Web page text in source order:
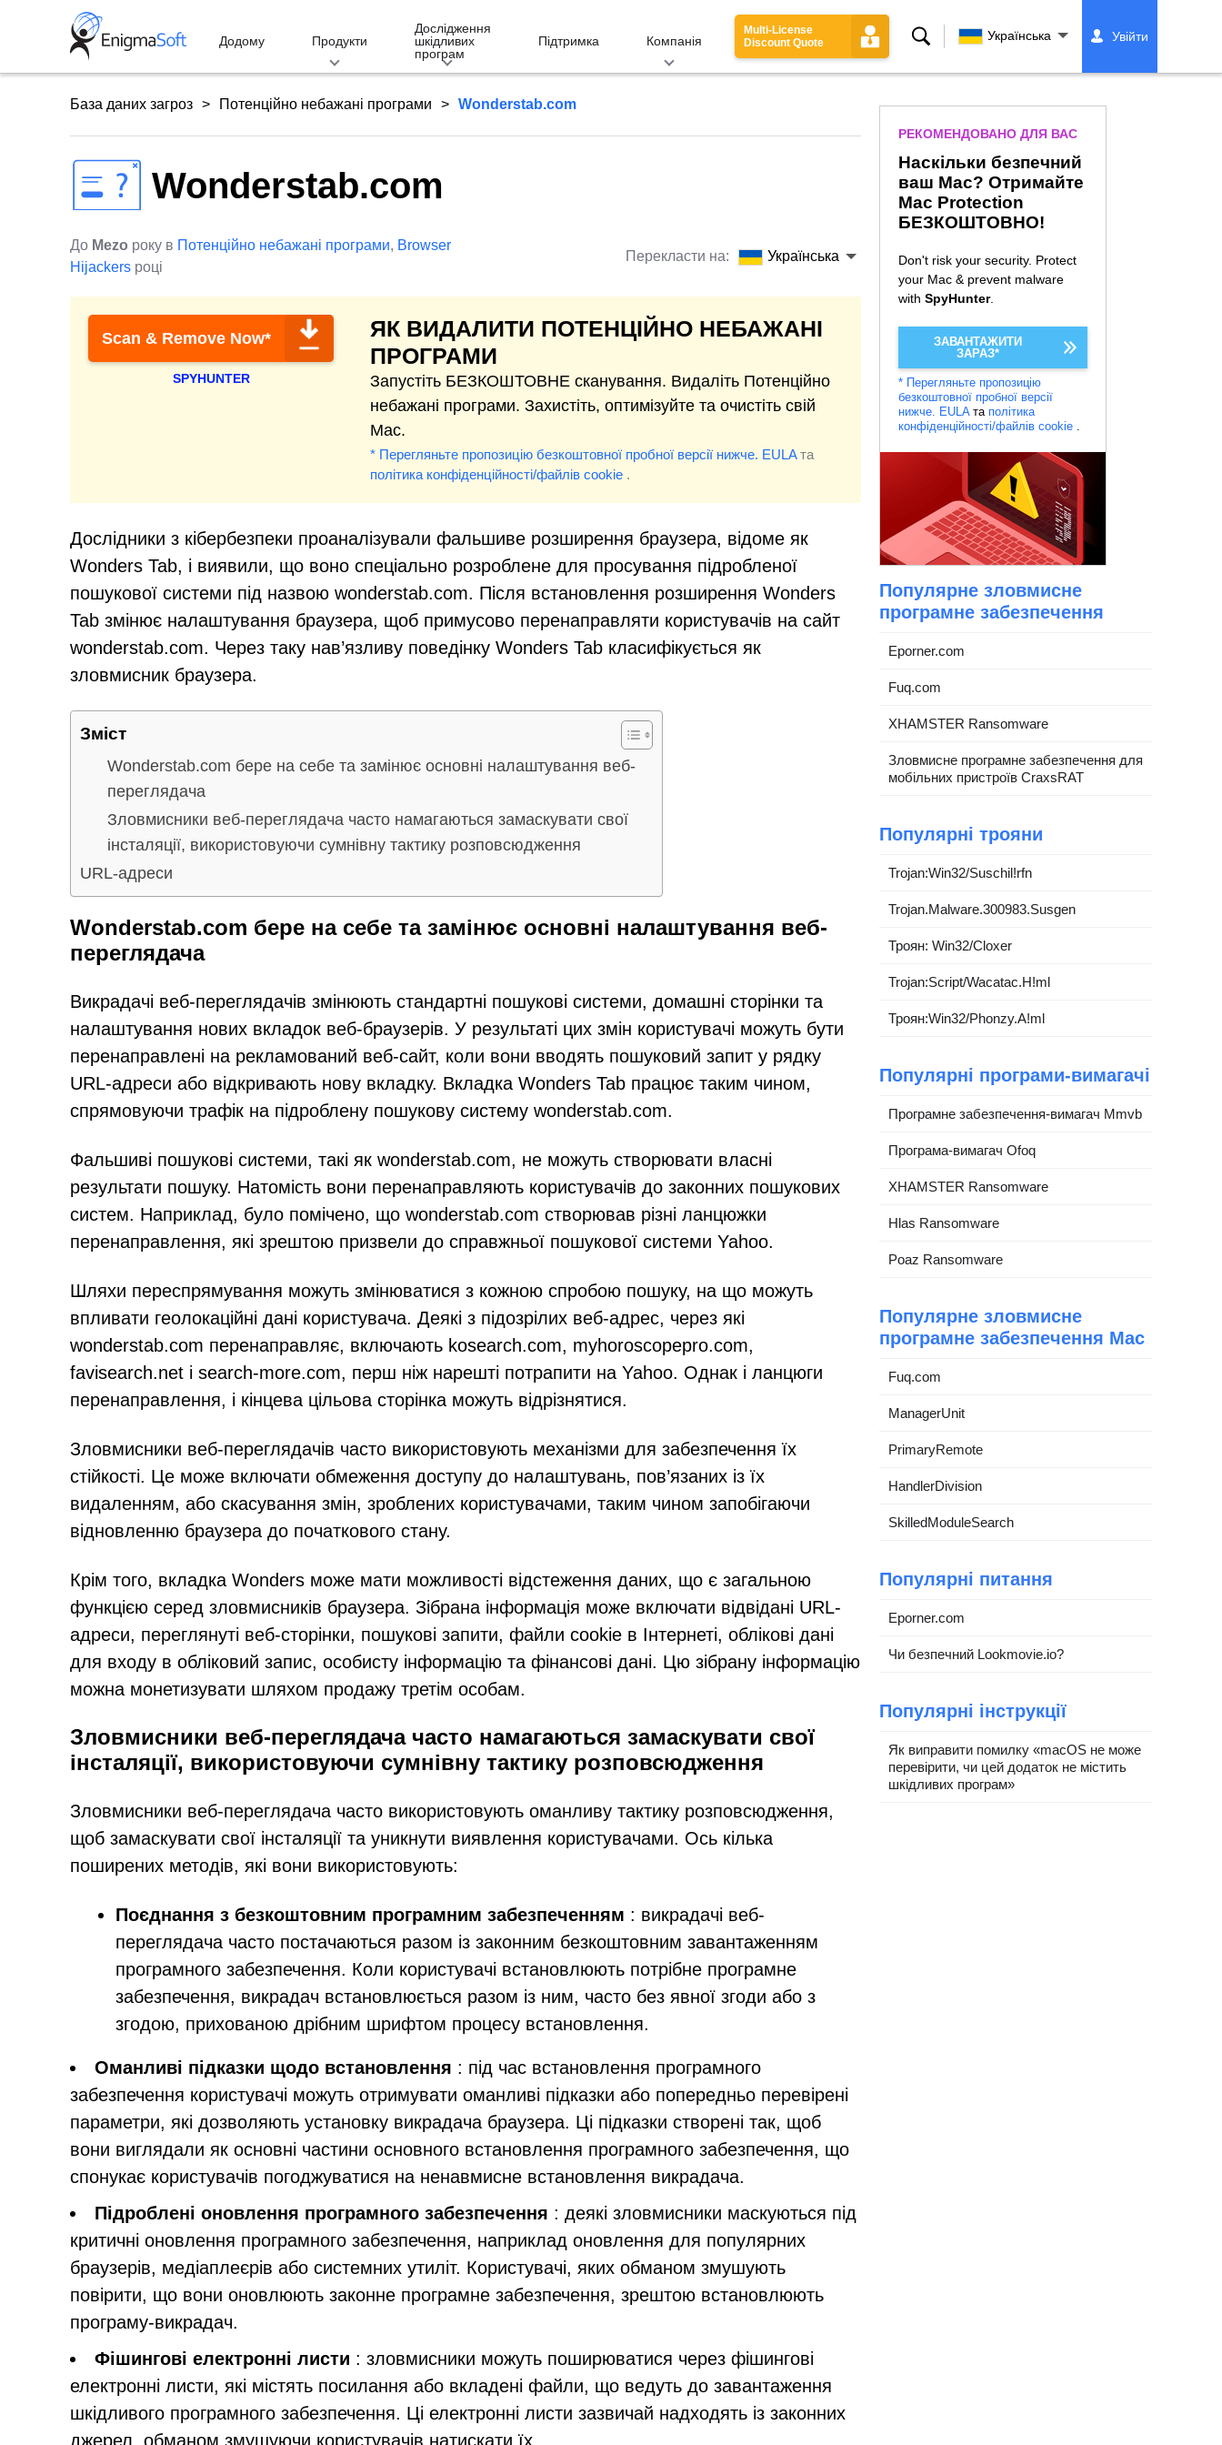
Додому Продукти
Дослідження
шкідливих
програм
Підтримка Компанія
Multi-License
Discount Quote
Пошук Українська Увійти
База даних загроз Потенційно небажані програми Wonderstab.com
Wonderstab.com
До Mezo року в Потенційно небажані програми, Browser
Hijackers році
Перекласти на: Українська
Scan & Remove Now*
SPYHUNTER
ЯК ВИДАЛИТИ ПОТЕНЦІЙНО НЕБАЖАНІ
ПРОГРАМИ
Запустіть БЕЗКОШТОВНЕ сканування. Видаліть Потенційно
небажані програми. Захистіть, оптимізуйте та очистіть свій
Mac.
* Перегляньте пропозицію безкоштовної пробної версії нижче. EULAта
політика конфіденційності/файлів cookie .
Дослідники з кібербезпеки проаналізували фальшиве розширення браузера, відоме як
Wonders Tab, і виявили, що воно спеціально розроблене для просування підробленої
пошукової системи під назвою wonderstab.com. Після встановлення розширення Wonders
Tab змінює налаштування браузера, щоб примусово перенаправляти користувачів на сайт
wonderstab.com. Через таку нав’язливу поведінку Wonders Tab класифікується як
зловмисник браузера.
Зміст
Wonderstab.com бере на себе та замінює основні налаштування веб-
переглядача
Зловмисники веб-переглядача часто намагаються замаскувати свої
інсталяції, використовуючи сумнівну тактику розповсюдження
URL-адреси
Wonderstab.com бере на себе та замінює основні налаштування веб-
переглядача
Викрадачі веб-переглядачів змінюють стандартні пошукові системи, домашні сторінки та
налаштування нових вкладок веб-браузерів. У результаті цих змін користувачі можуть бути
перенаправлені на рекламований веб-сайт, коли вони вводять пошуковий запит у рядку
URL-адреси або відкривають нову вкладку. Вкладка Wonders Tab працює таким чином,
спрямовуючи трафік на підроблену пошукову систему wonderstab.com.
Фальшиві пошукові системи, такі як wonderstab.com, не можуть створювати власні
результати пошуку. Натомість вони перенаправляють користувачів до законних пошукових
систем. Наприклад, було помічено, що wonderstab.com створював різні ланцюжки
перенаправлення, які зрештою призвели до справжньої пошукової системи Yahoo.
Шляхи переспрямування можуть змінюватися з кожною спробою пошуку, на що можуть
впливати геолокаційні дані користувача. Деякі з підозрілих веб-адрес, через які
wonderstab.com перенаправляє, включають kosearch.com, myhoroscopepro.com,
favisearch.net і search-more.com, перш ніж нарешті потрапити на Yahoo. Однак і ланцюги
перенаправлення, і кінцева цільова сторінка можуть відрізнятися.
Зловмисники веб-переглядачів часто використовують механізми для забезпечення їх
стійкості. Це може включати обмеження доступу до налаштувань, пов’язаних із їх
видаленням, або скасування змін, зроблених користувачами, таким чином запобігаючи
відновленню браузера до початкового стану.
Крім того, вкладка Wonders може мати можливості відстеження даних, що є загальною
функцією серед зловмисників браузера. Зібрана інформація може включати відвідані URL-
адреси, переглянуті веб-сторінки, пошукові запити, файли cookie в Інтернеті, облікові дані
для входу в обліковий запис, особисту інформацію та фінансові дані. Цю зібрану інформацію
можна монетизувати шляхом продажу третім особам.
Зловмисники веб-переглядача часто намагаються замаскувати свої
інсталяції, використовуючи сумнівну тактику розповсюдження
Зловмисники веб-переглядача часто використовують оманливу тактику розповсюдження,
щоб замаскувати свої інсталяції та уникнути виявлення користувачами. Ось кілька
поширених методів, які вони використовують:
Поєднання з безкоштовним програмним забезпеченням : викрадачі веб-
переглядача часто постачаються разом із законним безкоштовним завантаженням
програмного забезпечення. Коли користувачі встановлюють потрібне програмне
забезпечення, викрадач встановлюється разом із ним, часто без явної згоди або з
згодою, прихованою дрібним шрифтом процесу встановлення.
Оманливі підказки щодо встановлення : під час встановлення програмного
забезпечення користувачі можуть отримувати оманливі підказки або попередньо перевірені
параметри, які дозволяють установку викрадача браузера. Ці підказки створені так, щоб
вони виглядали як основні частини основного встановлення програмного забезпечення, що
спонукає користувачів погоджуватися на ненавмисне встановлення викрадача.
Підроблені оновлення програмного забезпечення : деякі зловмисники маскуються під
критичні оновлення програмного забезпечення, наприклад оновлення для популярних
браузерів, медіаплеєрів або системних утиліт. Користувачі, яких обманом змушують
повірити, що вони оновлюють законне програмне забезпечення, зрештою встановлюють
програму-викрадач.
Фішингові електронні листи : зловмисники можуть поширюватися через фішингові
електронні листи, які містять посилання або вкладені файли, що ведуть до завантаження
шкідливого програмного забезпечення. Ці електронні листи зазвичай надходять із законних
джерел, обманом змушуючи користувачів натискати їх.
РЕКОМЕНДОВАНО ДЛЯ ВАС
Наскільки безпечний
ваш Mac? Отримайте
Mac Protection
БЕЗКОШТОВНО!
Don't risk your security. Protect
your Mac & prevent malware
with SpyHunter.
ЗАВАНТАЖИТИ
ЗАРАЗ*
* Перегляньте пропозицію
безкоштовної пробної версії
нижче. EULAта політика
конфіденційності/файлів cookie .
Популярне зловмисне
програмне забезпечення
Eporner.com
Fuq.com
XHAMSTER Ransomware
Зловмисне програмне забезпечення для
мобільних пристроїв CraxsRAT
Популярні трояни
Trojan:Win32/Suschil!rfn
Trojan.Malware.300983.Susgen
Троян: Win32/Cloxer
Trojan:Script/Wacatac.H!ml
Троян:Win32/Phonzy.A!ml
Популярні програми-вимагачі
Програмне забезпечення-вимагач Mmvb
Програма-вимагач Ofoq
XHAMSTER Ransomware
Hlas Ransomware
Poaz Ransomware
Популярне зловмисне
програмне забезпечення Mac
Fuq.com
ManagerUnit
PrimaryRemote
HandlerDivision
SkilledModuleSearch
Популярні питання
Eporner.com
Чи безпечний Lookmovie.io?
Популярні інструкції
Як виправити помилку «macOS не може
перевірити, чи цей додаток не містить
шкідливих програм»